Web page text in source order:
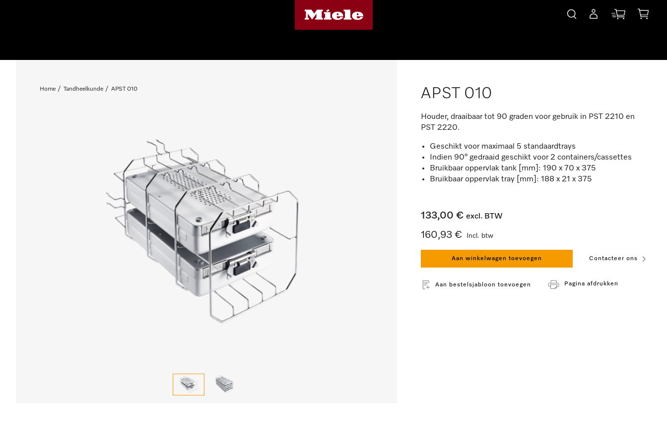
Home Tandheelkunde APST 010 APST 010
Houder, draaibaar tot 90 graden voor gebruik in PST 2210 en
PST 2220.
Geschikt voor maximaal 5 standaardtrays
Indien 90° gedraaid geschikt voor 2 containers/cassettes
Bruikbaar oppervlak tank [mm]: 190 x 70 x 375
Bruikbaar oppervlak tray [mm]: 188 x 21 x 375
133,00 € excl. BTW
160,93 € Incl. btw
Aan winkelwagen toevoegen Contacteer ons
Aan bestelsjabloon toevoegen Pagina afdrukken